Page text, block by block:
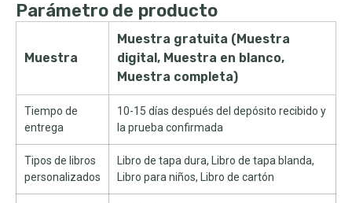
Parámetro de producto
Muestra
Muestra gratuita (Muestra
digital, Muestra en blanco,
Muestra completa)
Tiempo de
entrega
10-15 días después del depósito recibido y
la prueba confirmada
Tipos de libros
personalizados
Libro de tapa dura, Libro de tapa blanda,
Libro para niños, Libro de cartón